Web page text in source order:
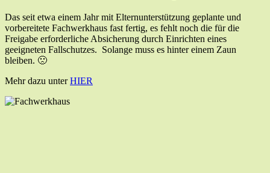
Das seit etwa einem Jahr mit Elternunterstützung geplante und
vorbereitete Fachwerkhaus fast fertig, es fehlt noch die für die
Freigabe erforderliche Absicherung durch Einrichten eines
geeigneten Fallschutzes. Solange muss es hinter einem Zaun
bleiben. 🙁
Mehr dazu unterHIER